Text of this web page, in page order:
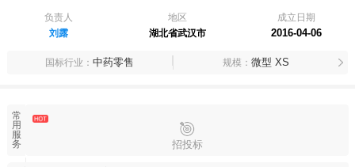
负责人
刘露
地区
湖北省武汉市
成立日期
2016-04-06
国标行业 中药零售 规模 微型 XS
常
用
服
务
招投标